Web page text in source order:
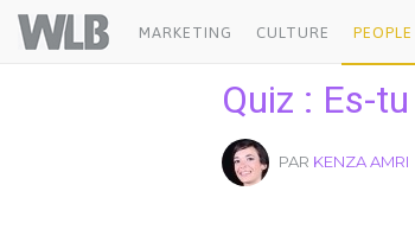
Welovebuzz
MARKETING CULTURE PEOPLE
Quiz : Es-
PAR KENZA AMRI